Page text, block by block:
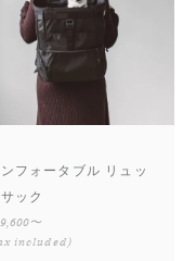
フォータブル リュッ
ック
〜
included)